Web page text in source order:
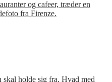
og cafeer, træder en
fra Firenze.
holde sig fra. Hvad med